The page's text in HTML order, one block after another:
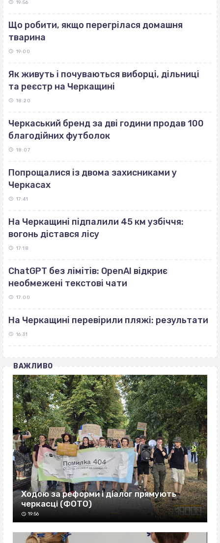
19:56
Що робити, якщо перегрілася домашня
тварина
19:00
Як живуть і почуваються виборці, дільниці
та реєстр на Черкащині
18:20
Черкаський бренд за дві години продав 100
благодійних футболок
18:07
Попрощалися із двома захисниками у
Черкасах
17:41
На Черкащині підпалили 45 км узбіччя:
вогонь дістався лісу
17:18
ChatGPT без лімітів: OpenAI відкриє
необмежені текстові чати
17:00
На Черкащині перевірили пляжі: результати
16:31
ВАЖЛИВО
Ходою за реформи і діалог прямують
черкасці (ФОТО)
19:56